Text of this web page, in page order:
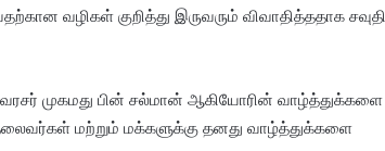
வழிகள் குறித்து இருவரும் விவாதித்ததாக சவுதி
முகமது பின் சல்மான் ஆகியோரின் வாழ்த்துக்களை
மற்றும் மக்களுக்கு தனது வாழ்த்துக்களை